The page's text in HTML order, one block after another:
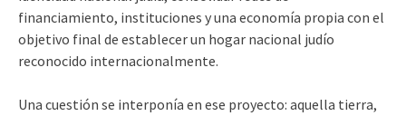
financiamiento, instituciones y una economía propia con el
objetivo final de establecer un hogar nacional judío
reconocido internacionalmente.
Una cuestión se interponía en ese proyecto: aquella tierra,